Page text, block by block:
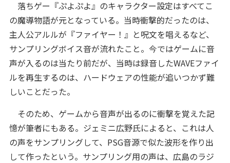
落ちゲー『ぷよぷよ』のキャラクター設定はすべてこ
の魔導物語が元となっている。当時衝撃的だったのは、
主人公アルルが『ファイヤー！』と呪文を唱えるなど、
サンプリングボイス音が流れたこと。今ではゲームに音
声が入るのは当たり前だが、当時は録音したWAVEファイ
ルを再生するのは、ハードウェアの性能が追いつかず難
しいことだった。
そのため、ゲームから音声が出るのに衝撃を覚えた記
憶が筆者にもある。ジェミニ広野氏によると、これは人
の声をサンプリングして、PSG音源で似た波形を作り出
して作ったという。サンプリング用の声は、広島のラジ